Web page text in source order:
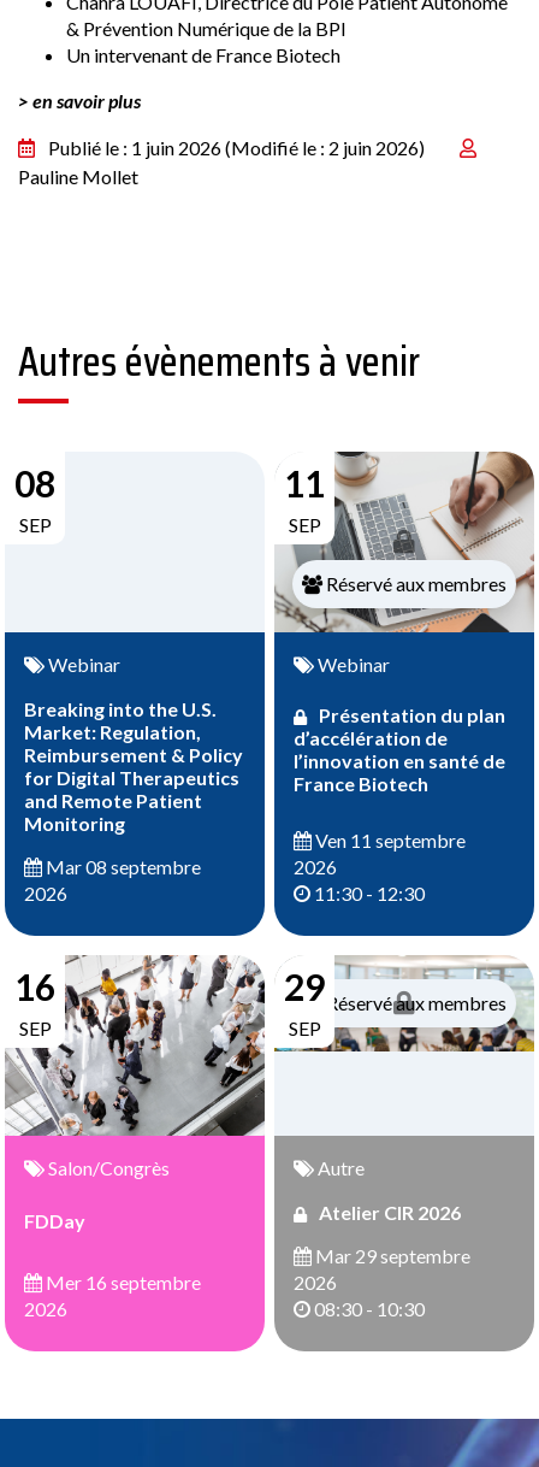
& Prévention Numérique de la BPI
Un intervenant de France Biotech
> en savoir plus
Publié le : 1 juin 2026(Modifié le : 2 juin 2026)
Pauline Mollet
Autres évènements à venir
08
SEP
Webinar
Breaking into the U.S.
Market: Regulation,
Reimbursement & Policy
for Digital Therapeutics
and Remote Patient
Monitoring
Mar 08 septembre
2026
11
SEP
Réservé aux membres
Webinar
Présentation du plan
d’accélération de
l’innovation en santé de
France Biotech
Ven 11 septembre
2026
11:30 - 12:30
16
SEP
Salon/Congrès
FDDay
Mer 16 septembre
2026
29
SEP
Réservé aux membres
Autre
Atelier CIR 2026
Mar 29 septembre
2026
08:30 - 10:30